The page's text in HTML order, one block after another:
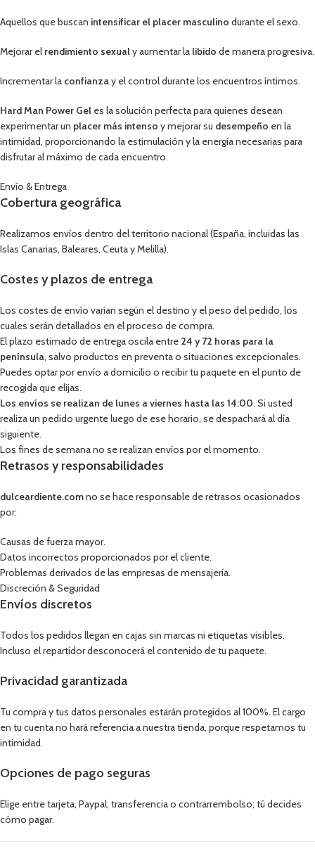
Aquellos que buscan intensificar el placer masculino durante el sexo.
Mejorar el rendimiento sexualy aumentar la libido de manera progresiva.
Incrementar la confianzay el control durante los encuentros íntimos.
Hard Man Power Gel es la solución perfecta para quienes desean
experimentar un placer más intenso y mejorar su desempeño en la
intimidad, proporcionando la estimulación y la energía necesarias para
disfrutar al máximo de cada encuentro.
Envío & Entrega
Cobertura geográfica
Realizamos envíos dentro del territorio nacional (España, incluidas las
Islas Canarias, Baleares, Ceuta y Melilla).
Costes y plazos de entrega
Los costes de envío varían según el destino y el peso del pedido, los
cuales serán detallados en el proceso de compra.
El plazo estimado de entrega oscila entre 24 y 72 horas para la
península, salvo productos en preventa o situaciones excepcionales.
Puedes optar por envío a domicilio o recibir tu paquete en el punto de
recogida que elijas.
Los envíos se realizan de lunes a viernes hasta las 14:00. Si usted
realiza un pedido urgente luego de ese horario, se despachará al día
siguiente.
Los fines de semana no se realizan envíos por el momento.
Retrasos y responsabilidades
dulceardiente.comno se hace responsable de retrasos ocasionados
por:
Causas de fuerza mayor.
Datos incorrectos proporcionados por el cliente.
Problemas derivados de las empresas de mensajería.
Discreción & Seguridad
Envíos discretos
Todos los pedidos llegan en cajas sin marcas ni etiquetas visibles.
Incluso el repartidor desconocerá el contenido de tu paquete.
Privacidad garantizada
Tu compra y tus datos personales estarán protegidos al 100%. El cargo
en tu cuenta no hará referencia a nuestra tienda, porque respetamos tu
intimidad.
Opciones de pago seguras
Elige entre tarjeta, Paypal, transferencia o contrarrembolso; tú decides
cómo pagar.